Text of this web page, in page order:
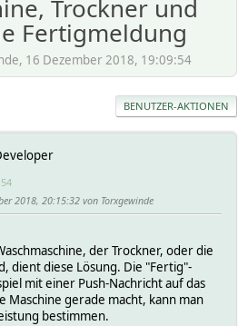
Trockner und
Fertigmeldung
16 Dezember 2018, 19:09:54
BENUTZER-AKTIONEN
2018, 20:15:32 von Torxgewinde
der Trockner, oder die
dient diese Lösung. Die "Fertig"-
mit einer Push-Nachricht auf das
Maschine gerade macht, kann man
bestimmen.